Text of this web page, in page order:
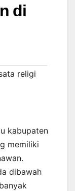
di
religi
kabupaten
memiliki
dibawah